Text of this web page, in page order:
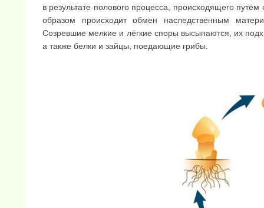
в результате полового процесса, происходящего
образом происходит обмен наследственным
Созревшие мелкие и лёгкие споры высыпаются, их
а также белки и зайцы, поедающие грибы.